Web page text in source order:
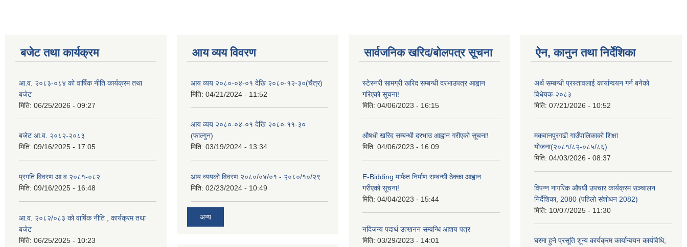
बजेट तथा कार्यक्रम
आ.व. २०८३-०८४ को वार्षिक नीति कार्यक्रम तथा
बजेट
मिति: 06/25/2026 - 09:27
बजेट आ.व. २०८२-२०८३
मिति: 09/16/2025 - 17:05
प्रगति विवरण आ.व.२०८१-०८२
मिति: 09/16/2025 - 16:48
आ.व. २०८२/०८३ को वार्षिक नीति , कार्यक्रम तथा
बजेट
मिति: 06/25/2025 - 10:23
आय व्यय विवरण
आय व्यय २०८०-०४-०१ देखि २०८०-१२-३०(चैत्र)
मिति: 04/21/2024 - 11:52
आय व्यय २०८०-०४-०१ देखि २०८०-११-३०
(फाल्गुन)
मिति: 03/19/2024 - 13:34
आय व्ययको विवरण २०८०/०४/०१ - २०८०/१०/२९
मिति: 02/23/2024 - 10:49
अन्य
सार्वजनिक खरिद/बोलपत्र सूचना
स्टेस्नरी सामग्री खरिद सम्बन्धी दरभाउपत्र आह्वान
गरिएको सूचना!
मिति: 04/06/2023 - 16:15
औषधी खरिद सम्बन्धी दरभाउ आह्वान गरीएको सूचना!
मिति: 04/06/2023 - 16:09
E-Bidding मार्फत निर्माण सम्बन्धी ठेक्का आह्वान
गरीएको सूचना!
मिति: 04/04/2023 - 15:44
नदिजन्य पदार्थ उत्खनन सम्वन्धि आशय पत्र
मिति: 03/29/2023 - 14:01
ऐन, कानुन तथा निर्देशिका
अर्थ सम्बन्धी प्रस्तावलाई कार्यान्वयन गर्न बनेको
विधेयक-२०८३
मिति: 07/21/2026 - 10:52
मकवानपुरगढी गाउँपालिकाको शिक्षा
योजना(२०८१/८२-०८५/८६)
मिति: 04/03/2026 - 08:37
विपन्न नागरिक औषधी उपचार कार्यक्रम सञ्चालन
निर्देशिका, 2080 (पहिलो संशोधन 2082)
मिति: 10/07/2025 - 11:30
घरमा हुने प्रसूति शून्य कार्यक्रम कार्यान्वयन कार्यविधि,